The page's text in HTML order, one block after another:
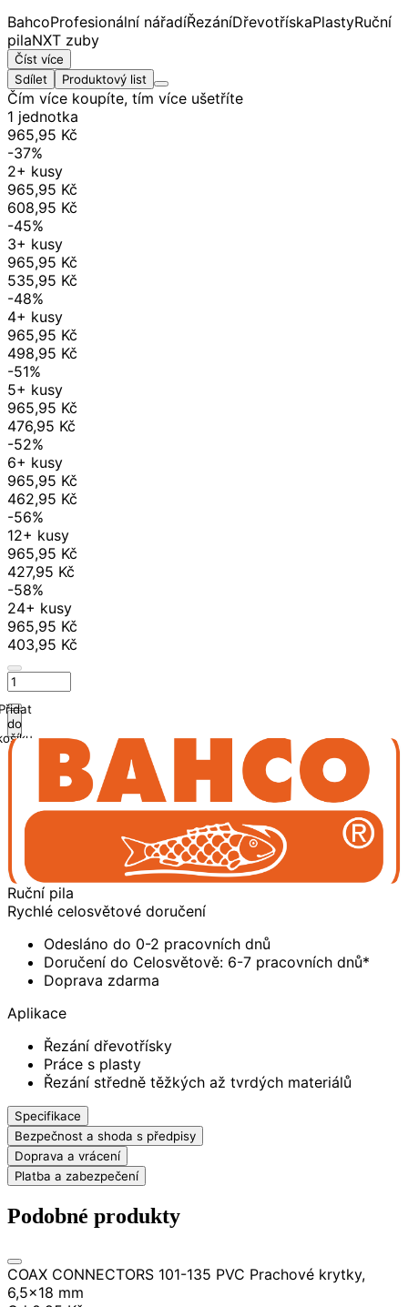
BahcoProfesionální nářadíŘezáníDřevotřískaPlastyRuční
pilaNXT zuby
Číst více
Sdílet
Produktový list
Čím více koupíte, tím více ušetříte
1 jednotka
965,95 Kč
-37%
2+ kusy
965,95 Kč
608,95 Kč
-45%
3+ kusy
965,95 Kč
535,95 Kč
-48%
4+ kusy
965,95 Kč
498,95 Kč
-51%
5+ kusy
965,95 Kč
476,95 Kč
-52%
6+ kusy
965,95 Kč
462,95 Kč
-56%
12+ kusy
965,95 Kč
427,95 Kč
-58%
24+ kusy
965,95 Kč
403,95 Kč
do
Ruční pila
Rychlé celosvětové doručení
Odesláno do 0-2 pracovních dnů
Doručení do Celosvětově: 6-7 pracovních dnů*
Doprava zdarma
Aplikace
Řezání dřevotřísky
Práce s plasty
Řezání středně těžkých až tvrdých materiálů
Specifikace
Bezpečnost a shoda s předpisy
Doprava a vrácení
Platba a zabezpečení
Podobné produkty
COAX CONNECTORS 101-135 PVC Prachové krytky,
6,5×18 mm